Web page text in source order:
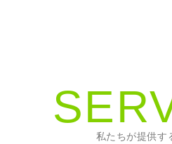
私たちが提供す